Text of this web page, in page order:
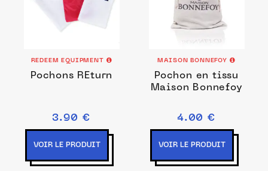
REDEEM EQUIPMENT
Pochons REturn
3.90 €
VOIR LE PRODUIT
MAISON BONNEFOY
Pochon en tissu
Maison Bonnefoy
4.00 €
VOIR LE PRODUIT